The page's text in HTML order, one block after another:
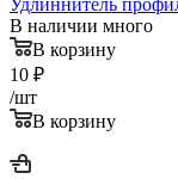
В наличии много
В корзину
10 ₽
/шт
В корзину